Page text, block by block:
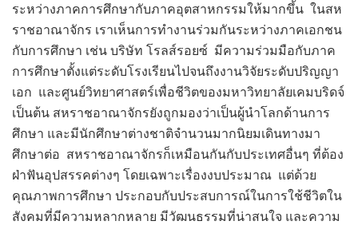
ระหว่างภาคการศึกษากับภาคอุตสาหกรรมให้มากขึ้น ในสห
ราชอาณาจักร เราเห็นการทำงานร่วมกันระหว่างภาคเอกชน
กับการศึกษา เช่น บริษัท โรลส์รอยซ์ มีความร่วมมือกับภาค
การศึกษาตั้งแต่ระดับโรงเรียนไปจนถึงงานวิจัยระดับปริญญา
เอก และศูนย์วิทยาศาสตร์เพื่อชีวิตของมหาวิทยาลัยเคมบริดจ์
เป็นต้น สหราชอาณาจักรยังถูกมองว่าเป็นผู้นำโลกด้านการ
ศึกษา และมีนักศึกษาต่างชาติจำนวนมากนิยมเดินทางมา
ศึกษาต่อ สหราชอาณาจักรก็เหมือนกันกับประเทศอื่นๆ ที่ต้อง
ฝ่าฟันอุปสรรคต่างๆ โดยเฉพาะเรื่องงบประมาณ แต่ด้วย
คุณภาพการศึกษา ประกอบกับประสบการณ์ในการใช้ชีวิตใน
สังคมที่มีความหลากหลาย มีวัฒนธรรมที่น่าสนใจ และความ